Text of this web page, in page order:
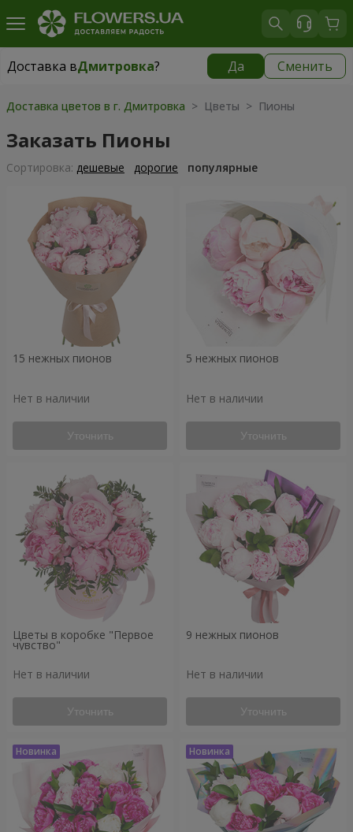
Доставка вДмитровка? Да Сменить
Доставка вДмитровка|
Доставка цветов в г. Дмитровка > Цветы > Пионы
Заказать Пионы
Cортировка: дешевые дорогие популярные
15 нежных пионов
Нет в наличии
Уточнить
5 нежных пионов
Нет в наличии
Уточнить
Цветы в коробке "Первое
чувство"
Нет в наличии
Уточнить
9 нежных пионов
Нет в наличии
Уточнить